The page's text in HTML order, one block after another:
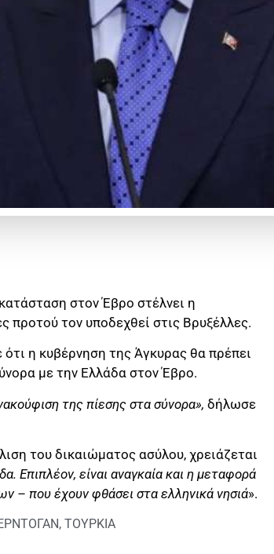
στον Έβρο στέλνει η
προτού τον υποδεχθεί στις Βρυξέλλες.
η κυβέρνηση της Άγκυρας θα πρέπει
με την Ελλάδα στον Έβρο.
της πίεσης στα σύνορα», δήλωσε
του δικαιώματος ασύλου, χρειάζεται
Επιπλέον, είναι αναγκαία και η μεταφορά
– που έχουν φθάσει στα ελληνικά νησιά».
, ΤΟΥΡΚΙΑ